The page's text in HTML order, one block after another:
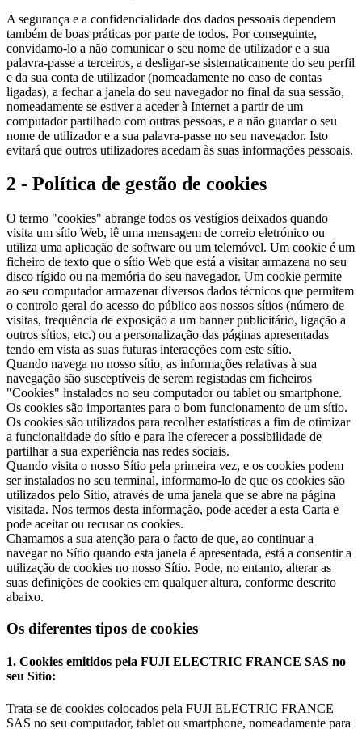
A segurança e a confidencialidade dos dados pessoais dependem
também de boas práticas por parte de todos. Por conseguinte,
convidamo-lo a não comunicar o seu nome de utilizador e a sua
palavra-passe a terceiros, a desligar-se sistematicamente do seu perfil
e da sua conta de utilizador (nomeadamente no caso de contas
ligadas), a fechar a janela do seu navegador no final da sua sessão,
nomeadamente se estiver a aceder à Internet a partir de um
computador partilhado com outras pessoas, e a não guardar o seu
nome de utilizador e a sua palavra-passe no seu navegador. Isto
evitará que outros utilizadores acedam às suas informações pessoais.
2 - Política de gestão de cookies
O termo "cookies" abrange todos os vestígios deixados quando
visita um sítio Web, lê uma mensagem de correio eletrónico ou
utiliza uma aplicação de software ou um telemóvel. Um cookie é um
ficheiro de texto que o sítio Web que está a visitar armazena no seu
disco rígido ou na memória do seu navegador. Um cookie permite
ao seu computador armazenar diversos dados técnicos que permitem
o controlo geral do acesso do público aos nossos sítios (número de
visitas, frequência de exposição a um banner publicitário, ligação a
outros sítios, etc.) ou a personalização das páginas apresentadas
tendo em vista as suas futuras interacções com este sítio.
Quando navega no nosso sítio, as informações relativas à sua
navegação são susceptíveis de serem registadas em ficheiros
"Cookies" instalados no seu computador ou tablet ou smartphone.
Os cookies são importantes para o bom funcionamento de um sítio.
Os cookies são utilizados para recolher estatísticas a fim de otimizar
a funcionalidade do sítio e para lhe oferecer a possibilidade de
partilhar a sua experiência nas redes sociais.
Quando visita o nosso Sítio pela primeira vez, e os cookies podem
ser instalados no seu terminal, informamo-lo de que os cookies são
utilizados pelo Sítio, através de uma janela que se abre na página
visitada. Nos termos desta informação, pode aceder a esta Carta e
pode aceitar ou recusar os cookies.
Chamamos a sua atenção para o facto de que, ao continuar a
navegar no Sítio quando esta janela é apresentada, está a consentir a
utilização de cookies no nosso Sítio. Pode, no entanto, alterar as
suas definições de cookies em qualquer altura, conforme descrito
abaixo.
Os diferentes tipos de cookies
1. Cookies emitidos pela FUJI ELECTRIC FRANCE SAS no
seu Sítio:
Trata-se de cookies colocados pela FUJI ELECTRIC FRANCE
SAS no seu computador, tablet ou smartphone, nomeadamente para